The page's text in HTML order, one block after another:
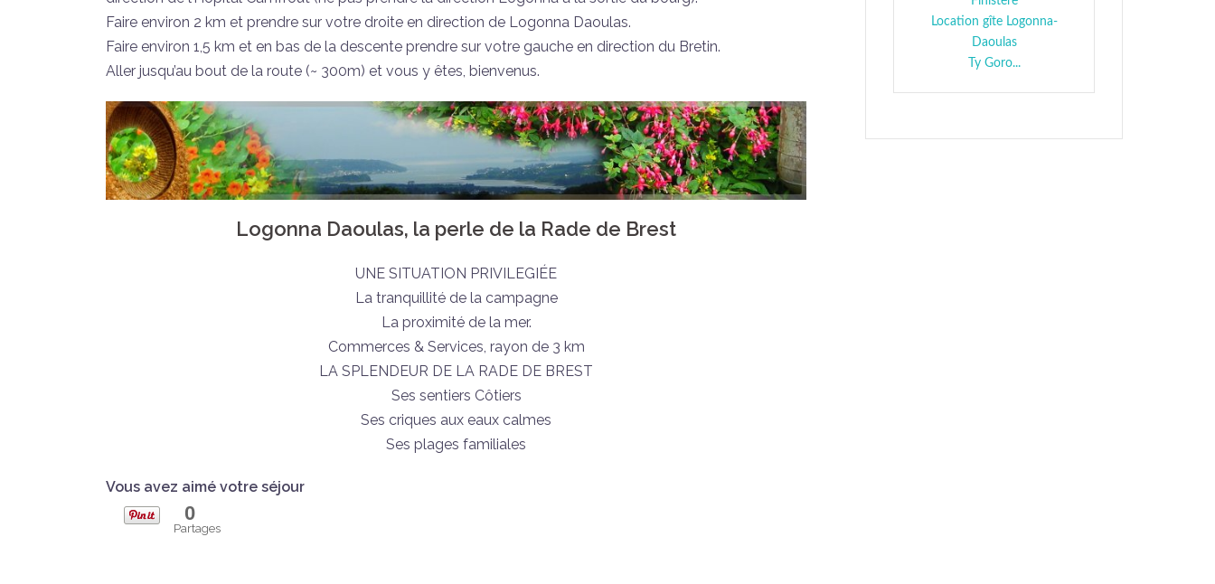
Faire environ 2 km et prendre sur votre droite en direction de Logonna Daoulas.
Faire environ 1,5 km et en bas de la descente prendre sur votre gauche en direction du Bretin.
Aller jusqu’au bout de la route (~ 300m) et vous y êtes, bienvenus.
Logonna Daoulas, la perle de la Rade de Brest
UNE SITUATION PRIVILEGIÉE
La tranquillité de la campagne
La proximité de la mer.
Commerces & Services, rayon de 3 km
LA SPLENDEUR DE LA RADE DE BREST
Ses sentiers Côtiers
Ses criques aux eaux calmes
Ses plages familiales
Vous avez aimé votre séjour
0
Partages
Location gîte Logonna-
Daoulas
Ty Goro...